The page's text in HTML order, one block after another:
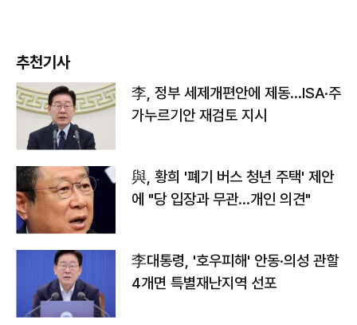
추천기사
李, 정부 세제개편안에 제동…ISA·주
가누르기안 재검토 지시
與, 황희 '폐기 버스 청년 주택' 제안
에 "당 입장과 무관…개인 의견"
李대통령, '호우피해' 안동·의성 관할
4개면 특별재난지역 선포